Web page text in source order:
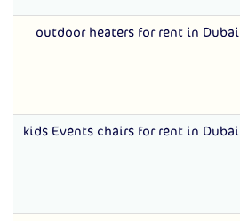
outdoor heaters for rent in Dubai
kids Events chairs for rent in Dubai